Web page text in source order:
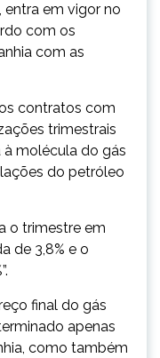
entra em vigor no
com os
com as
contratos com
trimestrais
molécula do gás
do petróleo
o trimestre em
de 3,8% e o
final do gás
apenas
como também